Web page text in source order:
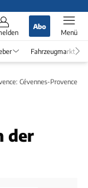
Abo
Menü
Fahrzeugmarkt
Cévennes-Provence
der